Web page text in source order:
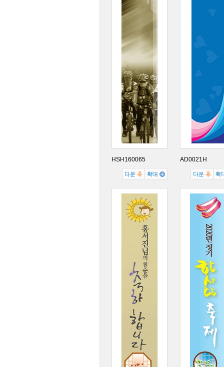
HSH160065
다운 확대
AD0021H
다운 확